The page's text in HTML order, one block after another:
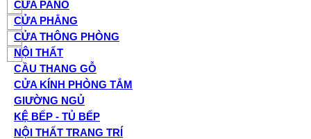
CỬA PANÔ
CỬA PHẲNG
CỬA THÔNG PHÒNG
NỘI THẤT
CẦU THANG GỖ
CỬA KÍNH PHÒNG TẮM
GIƯỜNG NGỦ
KỆ BẾP - TỦ BẾP
NỘI THẤT TRANG TRÍ